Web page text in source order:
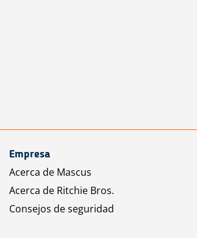
Empresa
Acerca de Mascus
Acerca de Ritchie Bros.
Consejos de seguridad